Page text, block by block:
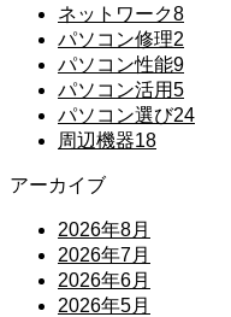
ネットワーク8
パソコン修理2
パソコン性能9
パソコン活用5
パソコン選び24
周辺機器18
アーカイブ
2026年8月
2026年7月
2026年6月
2026年5月